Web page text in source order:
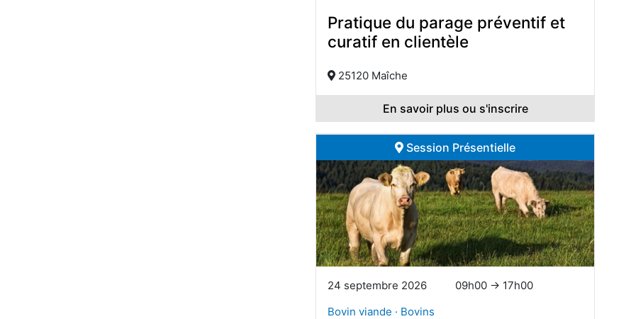
Pratique du parage préventif et
curatif en clientèle
25120 Maîche
En savoir plus ou s'inscrire
Session Présentielle
24 septembre 2026
09h00 → 17h00
Bovin viande · Bovins